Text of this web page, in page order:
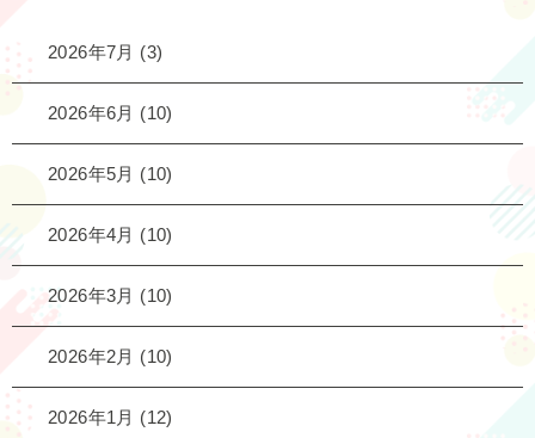
2026年7月 (3)
2026年6月 (10)
2026年5月 (10)
2026年4月 (10)
2026年3月 (10)
2026年2月 (10)
2026年1月 (12)